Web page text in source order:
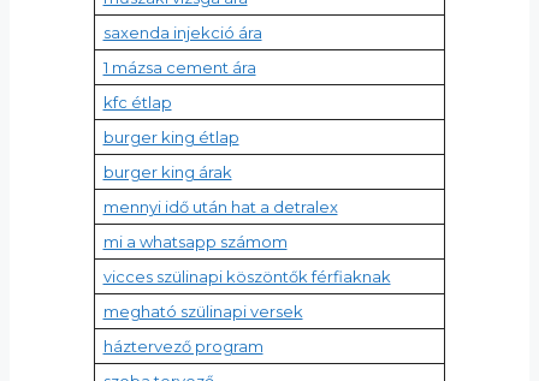
saxenda injekció ára
1 mázsa cement ára
kfc étlap
burger king étlap
burger king árak
mennyi idő után hat a detralex
mi a whatsapp számom
vicces szülinapi köszöntők férfiaknak
megható szülinapi versek
háztervező program